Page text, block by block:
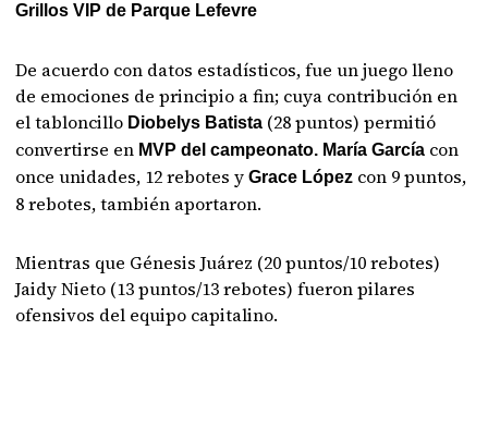
Grillos VIP de Parque Lefevre
De acuerdo con datos estadísticos, fue un juego lleno
de emociones de principio a fin; cuya contribución en
el tabloncillo Diobelys Batista (28 puntos) permitió
convertirse en MVP del campeonato. María García con
once unidades, 12 rebotes yGrace López con 9 puntos,
8 rebotes, también aportaron.
Mientras que Génesis Juárez (20 puntos/10 rebotes)
Jaidy Nieto (13 puntos/13 rebotes) fueron pilares
ofensivos del equipo capitalino.